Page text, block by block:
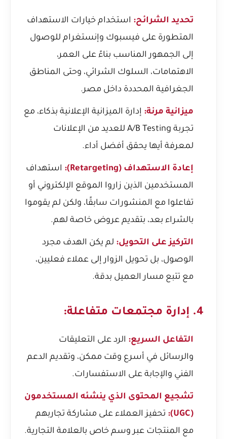
تحديد الشرائح: استخدام خيارات الاستهداف
المتطورة على فيسبوك وإنستغرام للوصول
إلى الجمهور المناسب بناءً على العمر،
الاهتمامات، السلوك الشرائي، وحتى المناطق
الجغرافية المحددة داخل مصر.
ميزانية مرنة: إدارة الميزانية الإعلانية بذكاء، مع
تجربة A/B Testing للعديد من الإعلانات
لمعرفة أيها يحقق أفضل أداء.
إعادة الاستهداف (Retargeting):
استهداف
المستخدمين الذين زاروا الموقع الإلكتروني أو
تفاعلوا مع المنشورات سابقًا، ولكن لم يقوموا
بالشراء بعد، بتقديم عروض خاصة لهم.
التركيز على التحويل: لم يكن الهدف مجرد
الوصول، بل تحويل الزوار إلى عملاء فعليين،
مع تتبع مسار العميل بدقة.
4. إدارة مجتمعات متفاعلة:
التفاعل السريع: الرد على التعليقات
والرسائل في أسرع وقت ممكن، وتقديم الدعم
الفني والإجابة على الاستفسارات.
تشجيع المحتوى الذي ينشئه المستخدمون
(UGC):
تحفيز العملاء على مشاركة تجاربهم
مع المنتجات عبر وسم خاص بالعلامة التجارية.